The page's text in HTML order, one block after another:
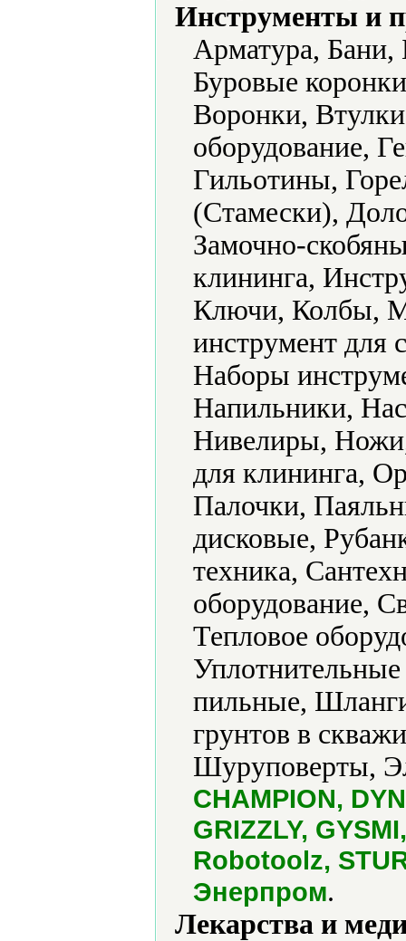
Инструменты и
Арматура, Бани,
Буровые
Воронки,
оборудование,
Гильотины,
(Стамески),
Замочно-
клининга,
Ключи, Колбы,
инструмент
Наборы
Напильники,
Нивелиры,
для клининга,
Палочки,
дисковые,
техника,
оборудование,
Тепловое
пильные,
грунтов в
Шуруповерты,
CHAMPION,
GRIZZLY,
Robotoolz,
Энерпром.
Лекарства и